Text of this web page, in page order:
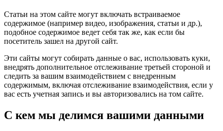
Статьи на этом сайте могут включать встраиваемое
содержимое (например видео, изображения, статьи и др.),
подобное содержимое ведет себя так же, как если бы
посетитель зашел на другой сайт.
Эти сайты могут собирать данные о вас, использовать куки,
внедрять дополнительное отслеживание третьей стороной и
следить за вашим взаимодействием с внедренным
содержимым, включая отслеживание взаимодействия, если у
вас есть учетная запись и вы авторизовались на том сайте.
С кем мы делимся вашими данными